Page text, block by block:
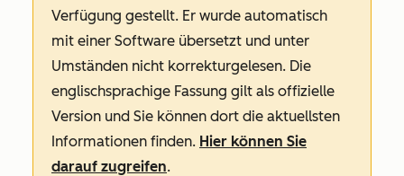
Verfügung gestellt. Er wurde automatisch
mit einer Software übersetzt und unter
Umständen nicht korrekturgelesen. Die
englischsprachige Fassung gilt als offizielle
Version und Sie können dort die aktuellsten
Informationen finden. Hier können Sie
darauf zugreifen.